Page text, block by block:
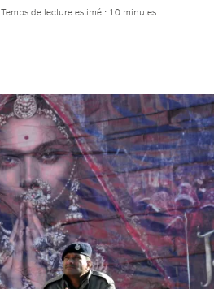
Temps de lecture estimé : 10 minutes